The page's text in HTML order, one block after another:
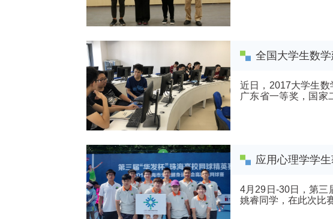
全国大学生数
近日，2017大学生
广东省一等奖，国家
应用心理学学
4月29日-30日，第三